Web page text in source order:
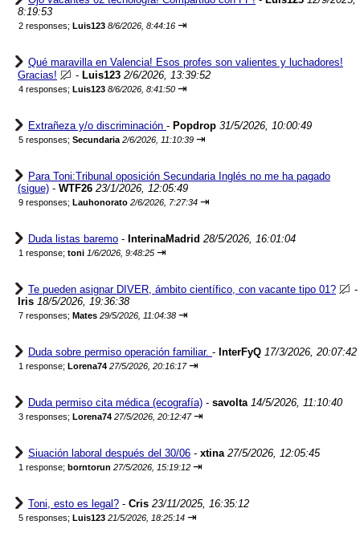
8:19:53
2 responses; Luis123 8/6/2026, 8:44:16 ⇥
Qué maravilla en Valencia! Esos profes son valientes y luchadores!
Gracias!
- Luis123 2/6/2026, 13:39:52
4 responses; Luis123 8/6/2026, 8:41:50 ⇥
Extrañeza y/o discriminación - Popdrop 31/5/2026, 10:00:49
5 responses; Secundaria 2/6/2026, 11:10:39 ⇥
Para Toni:Tribunal oposición Secundaria Inglés no me ha pagado
(sigue) - WTF26 23/1/2026, 12:05:49
9 responses; Lauhonorato 2/6/2026, 7:27:34 ⇥
Duda listas baremo - InterinaMadrid 28/5/2026, 16:01:04
1 response; toni 1/6/2026, 9:48:25 ⇥
Te pueden asignar DIVER, ámbito científico, con vacante tipo 01?
-
Iris 18/5/2026, 19:36:38
7 responses; Mates 29/5/2026, 11:04:38 ⇥
Duda sobre permiso operación familiar. - InterFyQ 17/3/2026, 20:07:42
1 response; Lorena74 27/5/2026, 20:16:17 ⇥
Duda permiso cita médica (ecografía) - savolta 14/5/2026, 11:10:40
3 responses; Lorena74 27/5/2026, 20:12:47 ⇥
Siuación laboral después del 30/06 - xtina 27/5/2026, 12:05:45
1 response; borntorun 27/5/2026, 15:19:12 ⇥
Toni, esto es legal? - Cris 23/11/2025, 16:35:12
5 responses; Luis123 21/5/2026, 18:25:14 ⇥